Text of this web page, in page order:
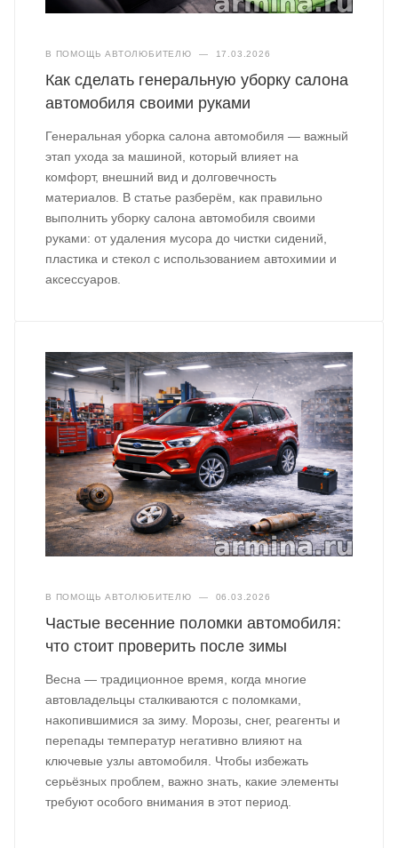
В ПОМОЩЬ АВТОЛЮБИТЕЛЮ — 17.03.2026
Как сделать генеральную уборку салона
автомобиля своими руками
Генеральная уборка салона автомобиля — важный
этап ухода за машиной, который влияет на
комфорт, внешний вид и долговечность
материалов. В статье разберём, как правильно
выполнить уборку салона автомобиля своими
руками: от удаления мусора до чистки сидений,
пластика и стекол с использованием автохимии и
аксессуаров.
В ПОМОЩЬ АВТОЛЮБИТЕЛЮ — 06.03.2026
Частые весенние поломки автомобиля:
что стоит проверить после зимы
Весна — традиционное время, когда многие
автовладельцы сталкиваются с поломками,
накопившимися за зиму. Морозы, снег, реагенты и
перепады температур негативно влияют на
ключевые узлы автомобиля. Чтобы избежать
серьёзных проблем, важно знать, какие элементы
требуют особого внимания в этот период.